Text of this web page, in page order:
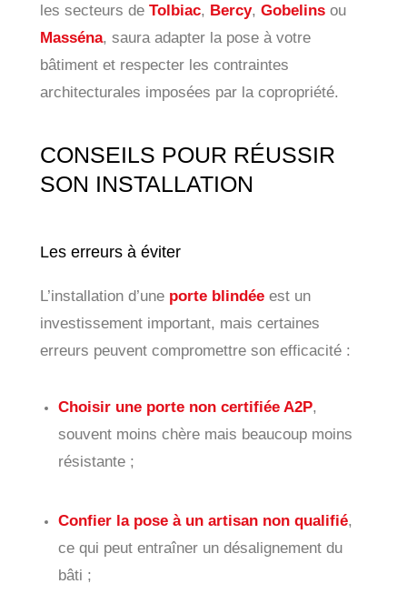
les secteurs de Tolbiac, Bercy, Gobelinsou
Masséna, saura adapter la pose à votre
bâtiment et respecter les contraintes
architecturales imposées par la copropriété.
CONSEILS POUR RÉUSSIR
SON INSTALLATION
Les erreurs à éviter
L’installation d’une porte blindéeest un
investissement important, mais certaines
erreurs peuvent compromettre son efficacité :
Choisir une porte non certifiée A2P,
souvent moins chère mais beaucoup moins
résistante ;
Confier la pose à un artisan non qualifié,
ce qui peut entraîner un désalignement du
bâti ;